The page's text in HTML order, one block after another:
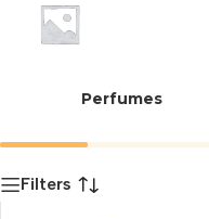
Perfumes
Filters